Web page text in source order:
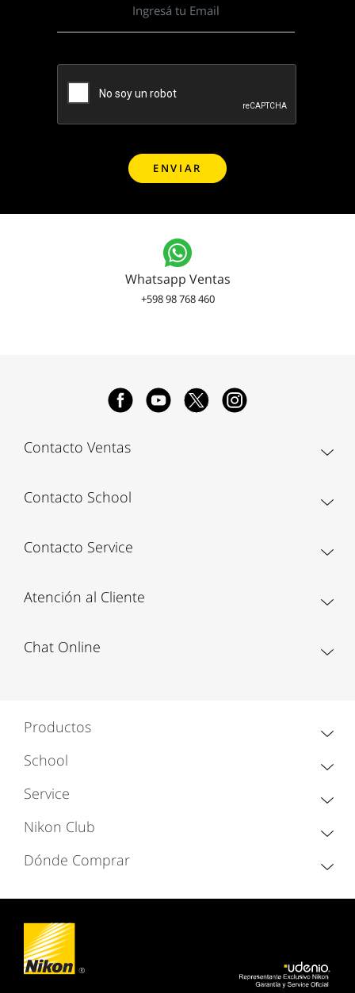
Whatsapp Ventas
+598 98 768 460
Contacto Ventas
Contacto School
Contacto Service
Atención al Cliente
Chat Online
Productos
School
Service
Nikon Club
Dónde Comprar